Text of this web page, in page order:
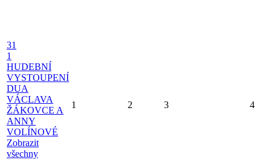
31
1
HUDEBNÍ
VYSTOUPENÍ
DUA
VÁCLAVA
ŽÁKOVCE A
ANNY
VOLÍNOVÉ
Zobrazit
všechny
1 2 3 4